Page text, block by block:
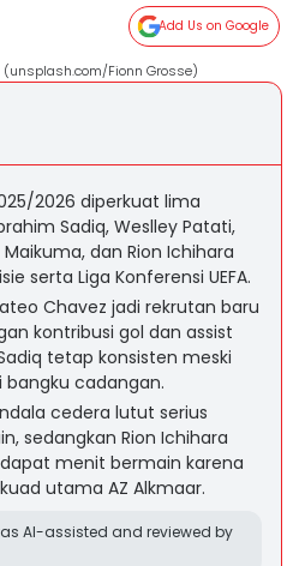
Add Us on Google
Fionn Grosse)
2026 diperkuat lima
Sadiq, Weslley Patati,
dan Rion Ichihara
serta Liga Konferensi UEFA.
Chavez jadi rekrutan baru
kontribusi gol dan assist
tetap konsisten meski
bangku cadangan.
cedera lutut serius
sedangkan Rion Ichihara
menit bermain karena
utama AZ Alkmaar.
AI-assisted and reviewed by